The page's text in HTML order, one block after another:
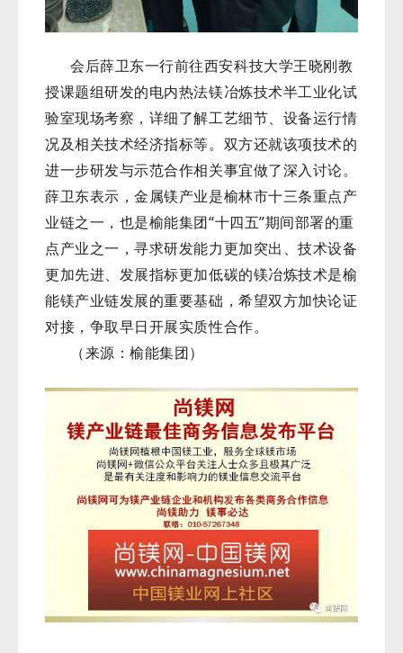
会后薛卫东一行前往西安科技大学王晓刚教
授课题组研发的电内热法镁冶炼技术半工业化试
验室现场考察，详细了解工艺细节、设备运行情
况及相关技术经济指标等。双方还就该项技术的
进一步研发与示范合作相关事宜做了深入讨论。
薛卫东表示，金属镁产业是榆林市十三条重点产
业链之一，也是榆能集团“十四五”期间部署的重
点产业之一，寻求研发能力更加突出、技术设备
更加先进、发展指标更加低碳的镁冶炼技术是榆
能镁产业链发展的重要基础，希望双方加快论证
对接，争取早日开展实质性合作。
（来源：榆能集团）